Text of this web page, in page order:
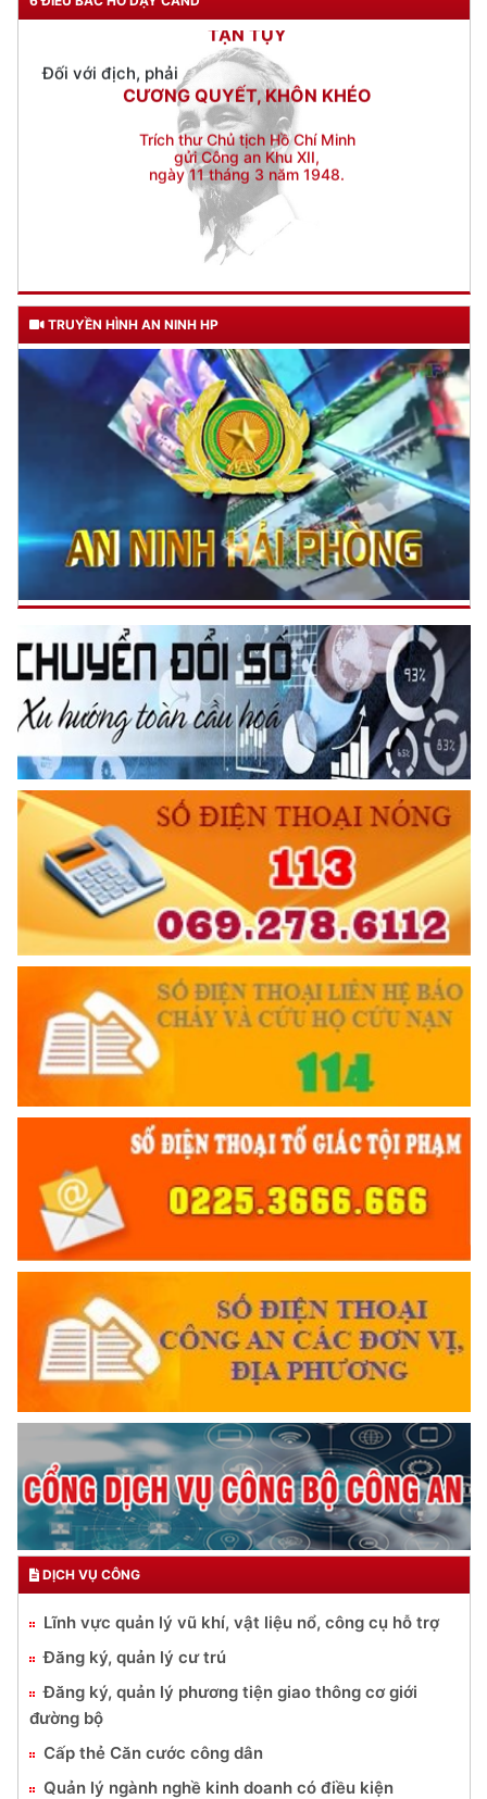
Trích thư Chủ tịch Hồ Chí Minh
gửi Công an Khu XII,
ngày 11 tháng 3 năm 1948.
TRUYỀN HÌNH AN NINH HP
DỊCH VỤ CÔNG
Lĩnh vực quản lý vũ khí, vật liệu nổ, công cụ hỗ trợ
Đăng ký, quản lý cư trú
Đăng ký, quản lý phương tiện giao thông cơ giới
đường bộ
Cấp thẻ Căn cước công dân
Quản lý ngành nghề kinh doanh có điều kiện